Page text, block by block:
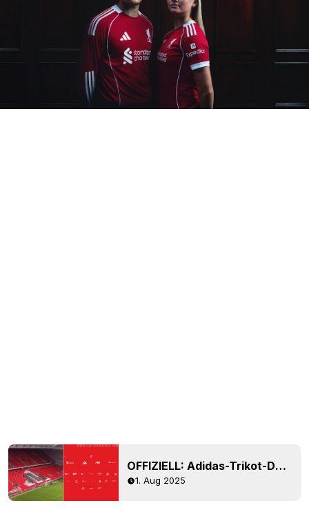
OFFIZIELL: Adidas-Trikot-Deal mit Liverpool gestartet – Schluss mit Nike
1. Aug 2025